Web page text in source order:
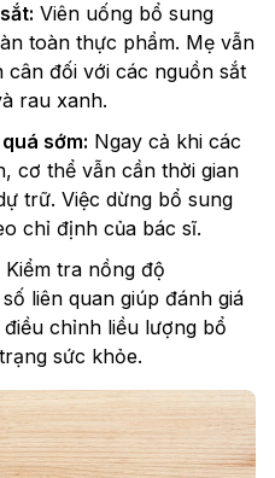
Viên uống bổ sung
toàn thực phẩm. Mẹ vẫn
đối với các nguồn sắt
rau xanh.
sớm: Ngay cả khi các
cơ thể vẫn cần thời gian
trữ. Việc dừng bổ sung
chỉ định của bác sĩ.
Kiểm tra nồng độ
liên quan giúp đánh giá
chỉnh liều lượng bổ
sức khỏe.